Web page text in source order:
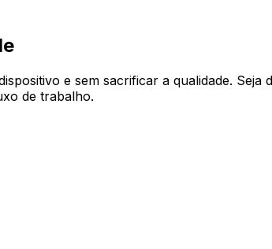
e sem sacrificar a qualidade. Seja
de trabalho.